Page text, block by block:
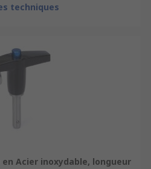
techniques
en Acier inoxydable, longueur